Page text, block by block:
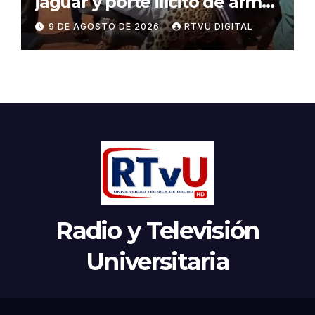
en Beni
9 DE AGOSTO DE 2026 RTVU DIGITAL
Radio y Televisión
Universitaria